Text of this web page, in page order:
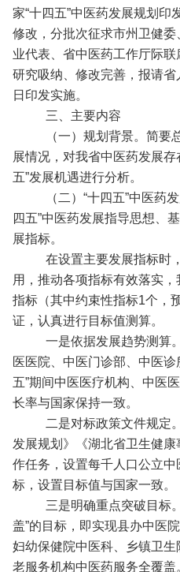
家“十四五”中医药发展规划
修改，分批次征求市州卫健
业代表、省中医药工作厅际
研究吸纳、修改完善，报请
日印发实施。
三、主要内容
（一）规划背景。简要
展情况，对我省中医药发展存
五”发展机遇进行分析。
（二）“十四五”中医药
四五”中医药发展指导思想、
展指标。
在设置主要发展指标时
用，推动各项指标有效落实
指标（其中约束性指标1个，
证，认真进行目标值测算。
一是依据发展趋势测算
医医院、中医门诊部、中医诊
五”期间中医医疗机构、中医
长率与国家保持一致。
二是对标政策文件规定
发展规划》《湖北省卫生健康
作任务，设置每千人口公立
标，设置目标值与国家一致。
三是明确重点突破目标
盖”的目标，即实现县办中医
妇幼保健院中医科、乡镇卫
老服务机构中医药服务全覆